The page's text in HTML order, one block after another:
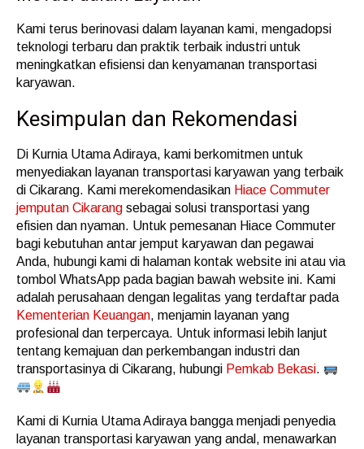
Kami terus berinovasi dalam layanan kami, mengadopsi
teknologi terbaru dan praktik terbaik industri untuk
meningkatkan efisiensi dan kenyamanan transportasi
karyawan.
Kesimpulan dan Rekomendasi
Di Kurnia Utama Adiraya, kami berkomitmen untuk
menyediakan layanan transportasi karyawan yang terbaik
di Cikarang. Kami merekomendasikan Hiace Commuter
jemputan Cikarang sebagai solusi transportasi yang
efisien dan nyaman. Untuk pemesanan Hiace Commuter
bagi kebutuhan antar jemput karyawan dan pegawai
Anda, hubungi kami di halaman kontak website ini atau via
tombol WhatsApp pada bagian bawah website ini. Kami
adalah perusahaan dengan legalitas yang terdaftar pada
Kementerian Keuangan, menjamin layanan yang
profesional dan terpercaya. Untuk informasi lebih lanjut
tentang kemajuan dan perkembangan industri dan
transportasinya di Cikarang, hubungi Pemkab Bekasi.
Kami di Kurnia Utama Adiraya bangga menjadi penyedia
layanan transportasi karyawan yang andal, menawarkan